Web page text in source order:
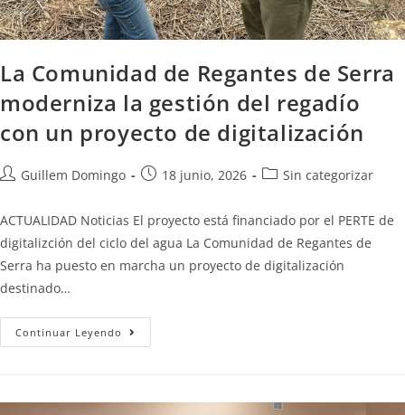
La Comunidad de Regantes de Serra
moderniza la gestión del regadío
con un proyecto de digitalización
Guillem Domingo 18 junio, 2026 Sin categorizar
ACTUALIDAD Noticias El proyecto está financiado por el PERTE de
digitalizción del ciclo del agua La Comunidad de Regantes de
Serra ha puesto en marcha un proyecto de digitalización
destinado…
Continuar Leyendo